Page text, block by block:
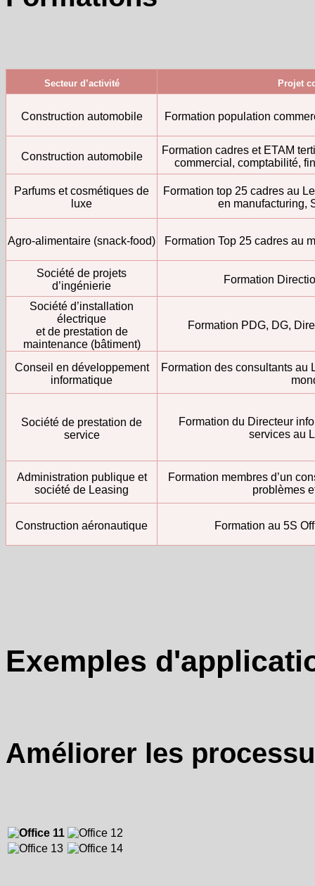
Secteur d’activité Projet
Construction automobile Formation population
Construction automobile
Formation cadres et ETAM
commercial, comptabilité,
Parfums et cosmétiques de
luxe
Formation top 25 cadres au
en manufacturing,
Agro-alimentaire (snack-food) Formation Top 25 cadres au
Société de projets
d’ingénierie
Formation
Société d’installation
électrique
et de prestation de
maintenance (bâtiment)
Formation PDG, DG,
Conseil en développement
informatique
Formation des consultants au
Société de prestation de
service
Formation du Directeur
services au
Administration publique et
société de Leasing
Formation membres d’un
problèmes
Construction aéronautique Formation au 5S
Exemples
Améliorer les